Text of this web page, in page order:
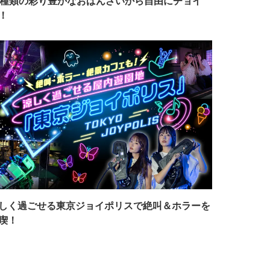
く過ごせる東京ジョイポリスで絶叫＆ホラーを
！